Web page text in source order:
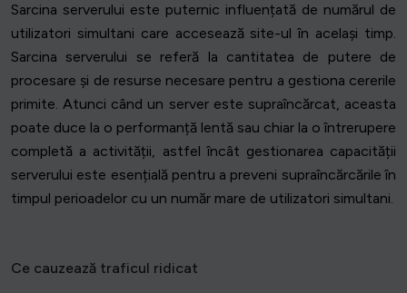
Sarcina serverului este puternic influențată de numărul de
utilizatori simultani care accesează site-ul în același timp.
Sarcina serverului se referă la cantitatea de putere de
procesare și de resurse necesare pentru a gestiona cererile
primite. Atunci când un server este supraîncărcat, aceasta
poate duce la o performanță lentă sau chiar la o întrerupere
completă a activității, astfel încât gestionarea capacității
serverului este esențială pentru a preveni supraîncărcările în
timpul perioadelor cu un număr mare de utilizatori simultani.
Ce cauzează traficul ridicat